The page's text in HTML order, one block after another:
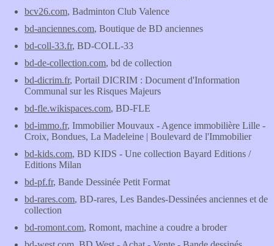
bcv26.com, Badminton Club Valence
bd-anciennes.com, Boutique de BD anciennes
bd-coll-33.fr, BD-COLL-33
bd-de-collection.com, bd de collection
bd-dicrim.fr, Portail DICRIM : Document d'Information
Communal sur les Risques Majeurs
bd-fle.wikispaces.com, BD-FLE
bd-immo.fr, Immobilier Mouvaux - Agence immobilière Lille -
Croix, Bondues, La Madeleine | Boulevard de l'Immobilier
bd-kids.com, BD KIDS - Une collection Bayard Editions /
Editions Milan
bd-pf.fr, Bande Dessinée Petit Format
bd-rares.com, BD-rares, Les Bandes-Dessinées anciennes et de
collection
bd-romont.com, Romont, machine a coudre a broder